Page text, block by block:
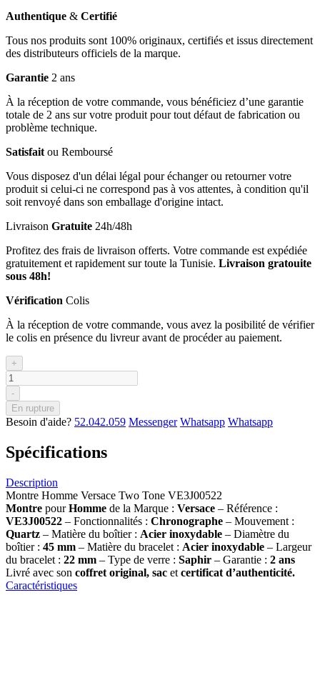
Authentique & Certifié
Tous nos produits sont 100% originaux, certifiés et issus directement
des distributeurs officiels de la marque.
Garantie 2 ans
À la réception de votre commande, vous bénéficiez d’une garantie
totale de 2 ans sur votre produit pour tout défaut de fabrication ou
problème technique.
Satisfait ou Remboursé
Vous disposez d'un délai légal pour échanger ou retourner votre
produit si celui-ci ne correspond pas à vos attentes, à condition qu'il
soit renvoyé dans son emballage d'origine intact.
Livraison Gratuite 24h/48h
Profitez des frais de livraison offerts. Votre commande est expédiée
gratuitement et rapidement sur toute la Tunisie. Livraison gratouite
sous 48h!
Vérification Colis
À la réception de votre commande, vous avez la posibilité de vérifier
le colis en présence du livreur avant de procéder au paiement.
+
-
En rupture
Besoin d'aide? 52.042.059 Messenger Whatsapp Whatsapp
Spécifications
Description
Montre Homme Versace Two Tone VE3J00522
Montre pourHomme de la Marque : Versace – Référence :
VE3J00522 – Fonctionnalités : Chronographe – Mouvement :
Quartz – Matière du boîtier : Acier inoxydable – Diamètre du
boîtier : 45 mm – Matière du bracelet : Acier inoxydable – Largeur
du bracelet : 22 mm – Type de verre : Saphir – Garantie : 2 ans
Livré avec son coffret original, sac et certificat d’authenticité.
Caractéristiques